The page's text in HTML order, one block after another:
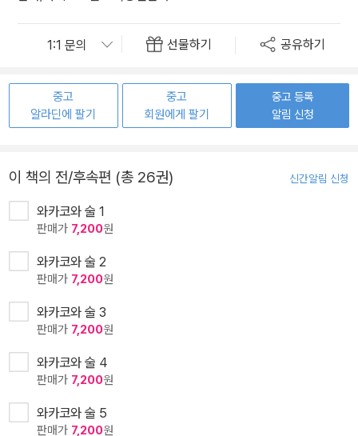
선물하기 공유하기
중고
알라딘에 팔기
중고
회원에게 팔기
중고 등록
알림 신청
이 책의 전/후속편 (총 26권) 신간알림 신청
와카코와 술 1
판매가 7,200원
와카코와 술 2
판매가 7,200원
와카코와 술 3
판매가 7,200원
와카코와 술 4
판매가 7,200원
와카코와 술 5
판매가 7,200원